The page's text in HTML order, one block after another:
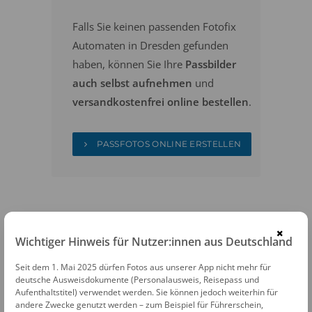
Falls Sie keinen passenden Fotofix
Automaten in Dresden gefunden
haben, können Sie Ihre Passbilder
auch selbst aufnehmen und
versandkostenfrei online bestellen.
PASSFOTOS ONLINE ERSTELLEN
FOTOAUTOMATEN
Fotofix Automat Dresden Bahnhof
×
Wichtiger Hinweis für Nutzer:innen aus Deutschland
Seit dem 1. Mai 2025 dürfen Fotos aus unserer App nicht mehr für
deutsche Ausweisdokumente (Personalausweis, Reisepass und
Aufenthaltstitel) verwendet werden. Sie können jedoch weiterhin für
andere Zwecke genutzt werden – zum Beispiel für Führerschein,